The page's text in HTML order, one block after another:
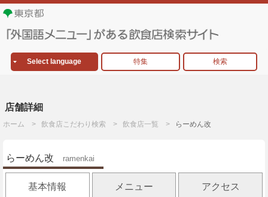
Select language 特集 検索
店舗詳細
ホーム 飲食店こだわり検索 飲食店一覧 らーめん改
らーめん改 ramenkai
基本情報 メニュー アクセス